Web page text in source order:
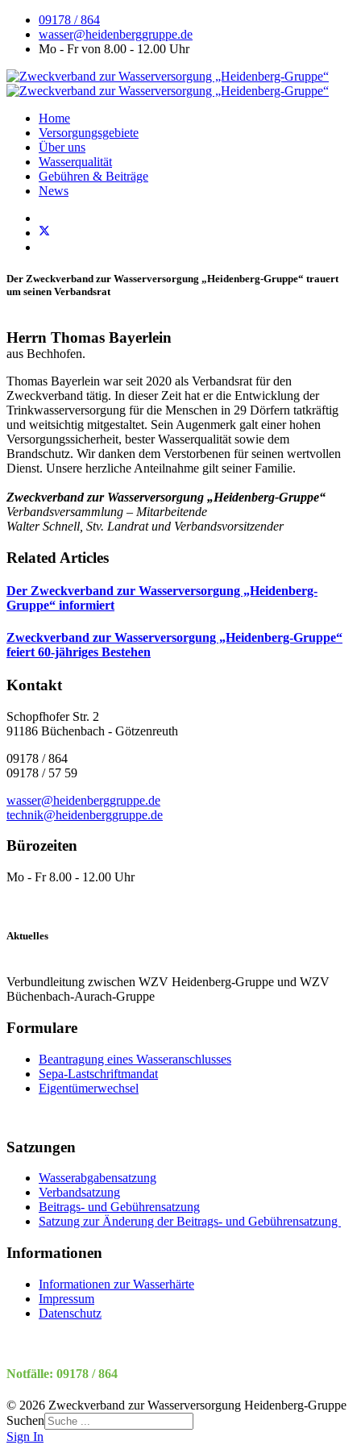
09178 / 864
wasser@heidenberggruppe.de
Mo - Fr von 8.00 - 12.00 Uhr
Home
Versorgungsgebiete
Über uns
Wasserqualität
Gebühren & Beiträge
News
Der Zweckverband zur Wasserversorgung „Heidenberg-Gruppe“ trauert
um seinen Verbandsrat
Herrn Thomas Bayerlein
aus Bechhofen.
Thomas Bayerlein war seit 2020 als Verbandsrat für den
Zweckverband tätig. In dieser Zeit hat er die Entwicklung der
Trinkwasserversorgung für die Menschen in 29 Dörfern tatkräftig
und weitsichtig mitgestaltet. Sein Augenmerk galt einer hohen
Versorgungssicherheit, bester Wasserqualität sowie dem
Brandschutz. Wir danken dem Verstorbenen für seinen wertvollen
Dienst. Unsere herzliche Anteilnahme gilt seiner Familie.
Zweckverband zur Wasserversorgung „Heidenberg-Gruppe“
Verbandsversammlung – Mitarbeitende
Walter Schnell, Stv. Landrat und Verbandsvorsitzender
Related Articles
Der Zweckverband zur Wasserversorgung „Heidenberg-
Gruppe“ informiert
Zweckverband zur Wasserversorgung „Heidenberg-Gruppe“
feiert 60-jähriges Bestehen
Kontakt
Schopfhofer Str. 2
91186 Büchenbach - Götzenreuth
09178 / 864
09178 / 57 59
wasser@heidenberggruppe.de
technik@heidenberggruppe.de
Bürozeiten
Mo - Fr 8.00 - 12.00 Uhr
Aktuelles
Verbundleitung zwischen WZV Heidenberg-Gruppe und WZV
Büchenbach-Aurach-Gruppe
Formulare
Beantragung eines Wasseranschlusses
Sepa-Lastschriftmandat
Eigentümerwechsel
Satzungen
Wasserabgabensatzung
Verbandsatzung
Beitrags- und Gebührensatzung
Satzung zur Änderung der Beitrags- und Gebührensatzung
Informationen
Informationen zur Wasserhärte
Impressum
Datenschutz
Notfälle: 09178 / 864
© 2026 Zweckverband zur Wasserversorgung Heidenberg-Gruppe
Suchen
Sign In